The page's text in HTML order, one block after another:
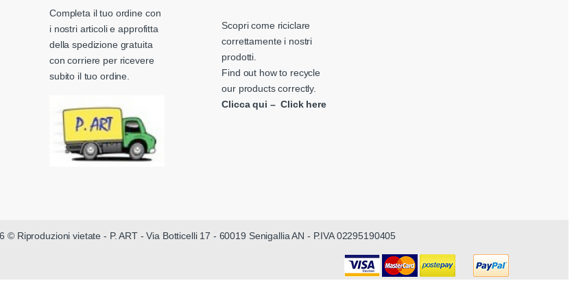
Completa il tuo ordine con
i nostri articoli e approfitta
della spedizione gratuita
con corriere per ricevere
subito il tuo ordine.
Scopri come riciclare
correttamente i nostri
prodotti.
Find out how to recycle
our products correctly.
Clicca qui – Click here
Riproduzioni vietate - P. ART - Via Botticelli 17 - 60019 Senigallia AN - P.IVA 02295190405